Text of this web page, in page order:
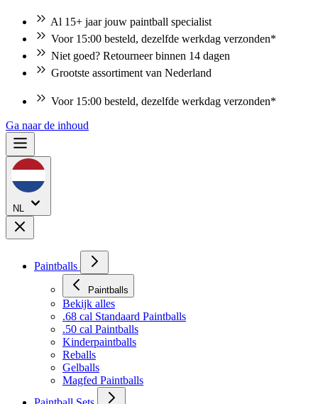
Al 15+ jaar jouw paintball specialist
Voor 15:00 besteld, dezelfde werkdag verzonden*
Niet goed? Retourneer binnen 14 dagen
Grootste assortiment van Nederland
Voor 15:00 besteld, dezelfde werkdag verzonden*
Ga naar de inhoud
NL
Paintballs
Paintballs
Bekijk alles
.68 cal Standaard Paintballs
.50 cal Paintballs
Kinderpaintballs
Reballs
Gelballs
Magfed Paintballs